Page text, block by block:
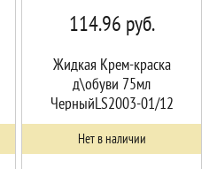
114.96 руб.
Жидкая Крем-краска
д\обуви 75мл
ЧерныйLS2003-01/12
Нет в наличии